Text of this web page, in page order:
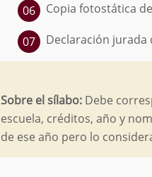
Copia fotostática
Declaración jurada
Sobre el sílabo: Debe
escuela, créditos, año y
de ese año pero lo